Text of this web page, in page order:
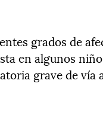
grados de
en algunos
grave de vía